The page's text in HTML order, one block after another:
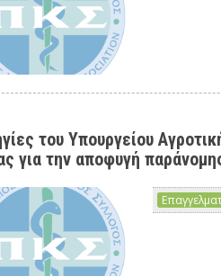
του Υπουργείου
για την αποφυγή